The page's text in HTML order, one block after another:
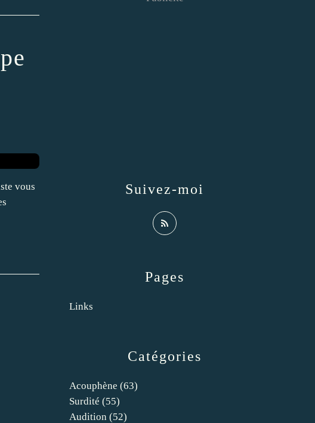
vous
Catégories
Acouphène (63)
Surdité (55)
Audition (52)
Pages
Links
Suivez-moi